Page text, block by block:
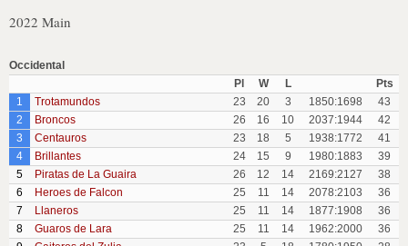
2022 Main
Occidental
Pl
W L
Pts
1
Trotamundos 23 20 3 1850:1698
43
2
Broncos 26 16 10 2037:1944
42
3
Centauros 23 18 5 1938:1772
41
4
Brillantes 24 15 9 1980:1883
39
5
Piratas de La Guaira 26 12 14 2169:2127
38
6
Heroes de Falcon 25 11 14 2078:2103
36
7
Llaneros 25 11 14 1877:1908
36
8
Guaros de Lara 25 11 14 1962:2000
36